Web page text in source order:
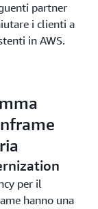
partner
i clienti a
in AWS.
per il
hanno una